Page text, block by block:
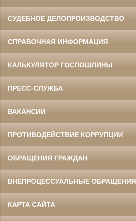
СУДЕБНОЕ ДЕЛОПРОИЗВОДСТВО
СПРАВОЧНАЯ ИНФОРМАЦИЯ
КАЛЬКУЛЯТОР ГОСПОШЛИНЫ
ПРЕСС-СЛУЖБА
ВАКАНСИИ
ПРОТИВОДЕЙСТВИЕ КОРРУПЦИИ
ОБРАЩЕНИЯ ГРАЖДАН
ВНЕПРОЦЕССУАЛЬНЫЕ ОБРАЩЕНИЯ
КАРТА САЙТА